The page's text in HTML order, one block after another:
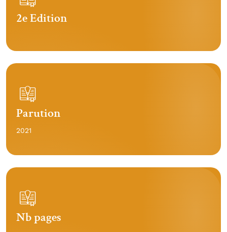
2e Edition
Parution
2021
Nb pages